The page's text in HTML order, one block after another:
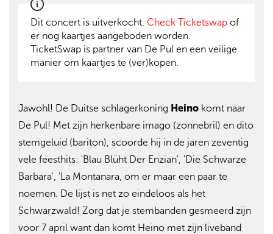
Dit concert is uitverkocht. Check Ticketswap of
er nog kaartjes aangeboden worden.
TicketSwap is partner van De Pul en een veilige
manier om kaartjes te (ver)kopen.
Jawohl! De Duitse schlagerkoning Heino komt naar
De Pul! Met zijn herkenbare imago (zonnebril) en dito
stemgeluid (bariton), scoorde hij in de jaren zeventig
vele feesthits: 'Blau Blüht Der Enzian', 'Die Schwarze
Barbara', 'La Montanara, om er maar een paar te
noemen. De lijst is net zo eindeloos als het
Schwarzwald! Zorg dat je stembanden gesmeerd zijn
voor 7 april want dan komt Heino met zijn liveband